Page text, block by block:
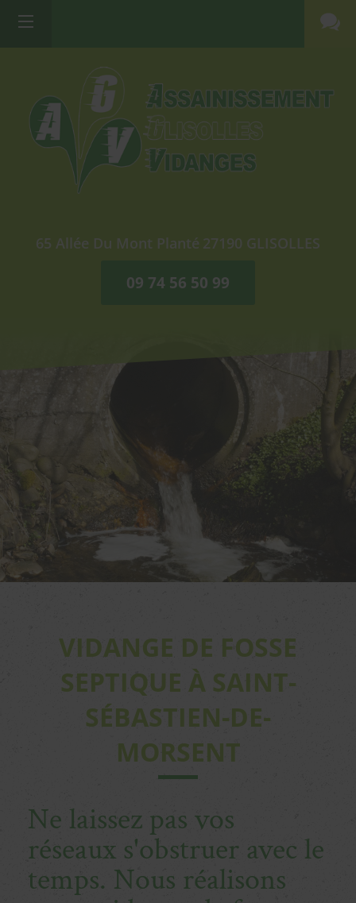
65 Allée Du Mont Planté 27190 GLISOLLES
09 74 56 50 99
VIDANGE DE FOSSE
SEPTIQUE À SAINT-
SÉBASTIEN-DE-
MORSENT
Ne laissez pas vos
réseaux s'obstruer avec le
temps. Nous réalisons